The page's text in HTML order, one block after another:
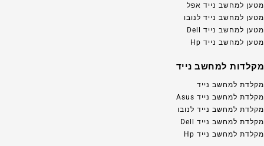
מטען למחשב נייד אפל
מטען למחשב נייד לנובו
מטען למחשב נייד Dell
מטען למחשב נייד Hp
מקלדות למחשב נייד
מקלדת למחשב נייד
מקלדת למחשב נייד Asus
מקלדת למחשב נייד לנובו
מקלדת למחשב נייד Dell
מקלדת למחשב נייד Hp